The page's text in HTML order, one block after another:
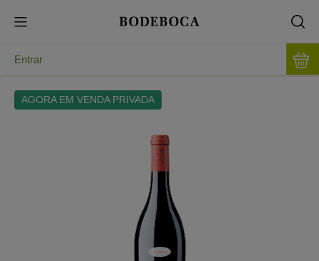
Entrar
AGORA EM VENDA PRIVADA